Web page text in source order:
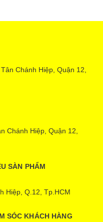
Chánh Hiệp, Quận 12,
Chánh Hiệp, Quận 12,
SÀN PHẨM
Hiệp, Q.12, Tp.HCM
SÓC KHÁCH HÀNG